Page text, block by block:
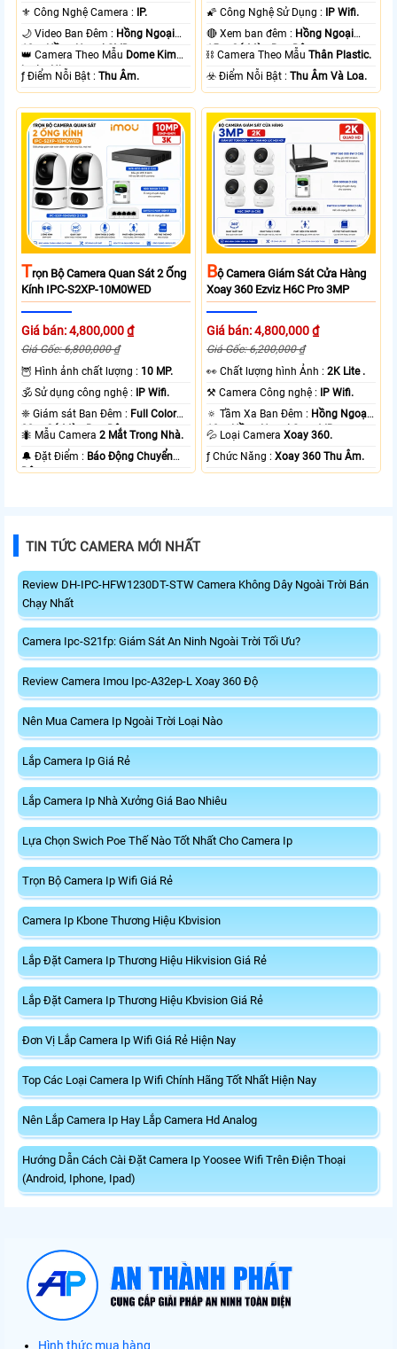
⚜️ Công Nghệ Camera : IP.
🌙 Video Ban Đêm : Hồng Ngoại
10m Hồng Ngoại SMD.
👑 Camera Theo Mẫu Dome Kim
loại + Nhựa.
️ƒ Điểm Nỗi Bật :Thu Âm.
🌠 Công Nghệ Sử Dụng : IP Wifi.
🔴 Xem ban đêm : Hồng Ngoại
15m Có Màu Ban Ðêm.
⛓ Camera Theo MẫuThân Plastic.
️☣️ Điểm Nỗi Bật :Thu Âm Và Loa.
TRọn Bộ Camera Quan Sát 2 Ống
Kính IPC-S2XP-10M0WED
Giá bán: 4,800,000 ₫
Giá Gốc: 6,800,000 ₫
🦉 Hình ảnh chất lượng : 10 MP.
🕉️ Sử dụng công nghệ : IP Wifi.
❈ Giám sát Ban Đêm : Full Color
20m Có Màu Ban Ðêm.
🐜 Mẫu Camera2 Mắt Trong Nhà.
️🔔 Đặt Điểm : Báo Động Chuyển
Động.
BỘ Camera Giám Sát Cửa Hàng
Xoay 360 Ezviz H6C Pro 3MP
Giá bán: 4,800,000 ₫
Giá Gốc: 6,200,000 ₫
️👀 Chất lượng hình Ảnh :2K Lite .
⚒ Camera Công nghệ : IP Wifi.
🔅 Tầm Xa Ban Đêm : Hồng Ngoại
10m Hồng Ngoại Smart IR.
💦 Loại CameraXoay 360.
️ƒ Chức Năng :Xoay 360 Thu Âm.
TIN TỨC CAMERA MỚI NHẤT
Review DH-IPC-HFW1230DT-STW Camera Không Dây Ngoài Trời Bán
Chạy Nhất
Camera Ipc-S21fp: Giám Sát An Ninh Ngoài Trời Tối Ưu?
Review Camera Imou Ipc-A32ep-L Xoay 360 Độ
Nên Mua Camera Ip Ngoài Trời Loại Nào
Lắp Camera Ip Giá Rẻ
Lắp Camera Ip Nhà Xưởng Giá Bao Nhiêu
Lựa Chọn Swich Poe Thế Nào Tốt Nhất Cho Camera Ip
Trọn Bộ Camera Ip Wifi Giá Rẻ
Camera Ip Kbone Thương Hiệu Kbvision
Lắp Đặt Camera Ip Thương Hiệu Hikvision Giá Rẻ
Lắp Đặt Camera Ip Thương Hiệu Kbvision Giá Rẻ
Đơn Vị Lắp Camera Ip Wifi Giá Rẻ Hiện Nay
Top Các Loại Camera Ip Wifi Chính Hãng Tốt Nhất Hiện Nay
Nên Lắp Camera Ip Hay Lắp Camera Hd Analog
Hướng Dẫn Cách Cài Đặt Camera Ip Yoosee Wifi Trên Điện Thoại
(Android, Iphone, Ipad)
Hình thức mua hàng